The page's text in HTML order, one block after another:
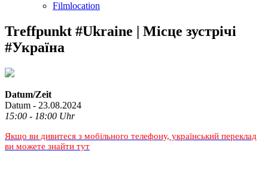
Filmlocation
Treffpunkt #Ukraine | Місце зустрічі
#Україна
Datum/Zeit
Datum - 23.08.2024
15:00 - 18:00 Uhr
Якщо ви дивитеся з мобільного телефону, український переклад
ви можете знайти тут